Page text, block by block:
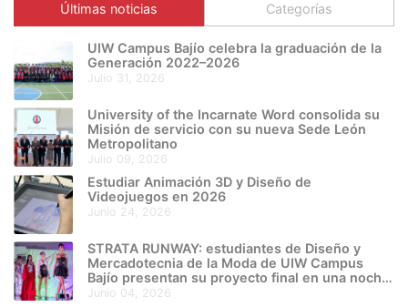
Últimas noticias Categorías
UIW Campus Bajío celebra la graduación de la
Generación 2022–2026
julio 31, 2026
University of the Incarnate Word consolida su
Misión de servicio con su nueva Sede León
Metropolitano
julio 09, 2026
Estudiar Animación 3D y Diseño de
Videojuegos en 2026
junio 24, 2026
STRATA RUNWAY: estudiantes de Diseño y
Mercadotecnia de la Moda de UIW Campus
Bajío presentan su proyecto final en una noche
de creatividad e innovación
junio 04, 2026